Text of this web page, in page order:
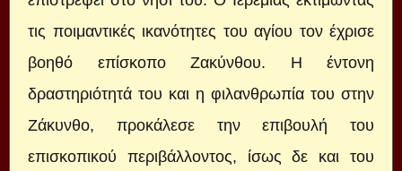
τις ποιμαντικές ικανότητες του αγίου τον έχρισε
βοηθό επίσκοπο Ζακύνθου. Η έντονη
δραστηριότητά του και η φιλανθρωπία του στην
Ζάκυνθο, προκάλεσε την επιβουλή του
επισκοπικού περιβάλλοντος, ίσως δε και του